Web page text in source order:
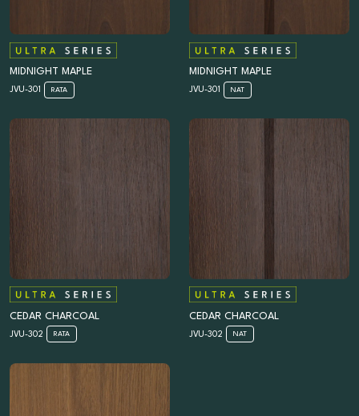
MIDNIGHT MAPLE
JVU-301 RATA
MIDNIGHT MAPLE
JVU-301 NAT
CEDAR CHARCOAL
JVU-302 RATA
CEDAR CHARCOAL
JVU-302 NAT